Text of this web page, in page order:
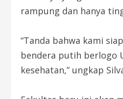
rampung dan hanya
“Tanda bahwa kami
bendera putih berlogo
kesehatan,” ungkap